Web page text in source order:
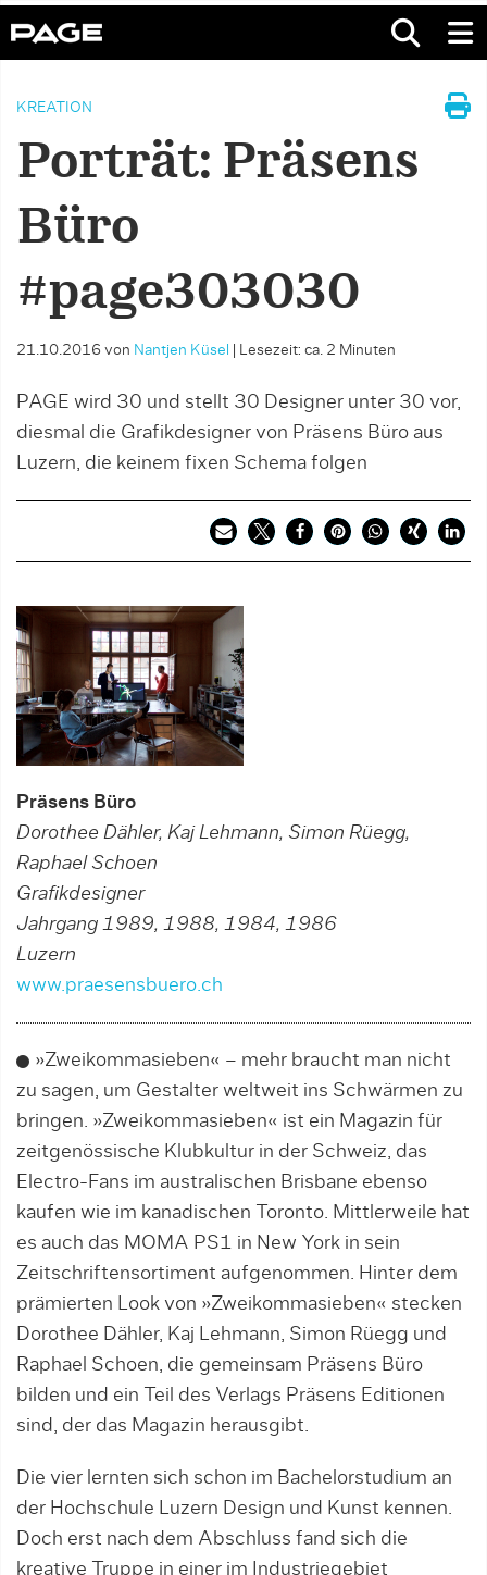
KREATION
Porträt: Präsens
Büro
#page303030
21.10.2016 von Nantjen Küsel Lesezeit: ca. 2 Minuten
PAGE wird 30 und stellt 30 Designer unter 30 vor,
diesmal die Grafikdesigner von Präsens Büro aus
Luzern, die keinem fixen Schema folgen
Präsens Büro
Dorothee Dähler, Kaj Lehmann, Simon Rüegg,
Raphael Schoen
Grafikdesigner
Jahrgang 1989, 1988, 1984, 1986
Luzern
www.praesensbuero.ch
»Zweikommasieben« – mehr braucht man nicht
zu sagen, um Gestalter weltweit ins Schwärmen zu
bringen. »Zweikommasieben« ist ein Magazin für
zeitgenössische Klubkultur in der Schweiz, das
Electro-Fans im australischen Brisbane ebenso
kaufen wie im kanadischen Toronto. Mittlerweile hat
es auch das MOMA PS1 in New York in sein
Zeitschriftensortiment aufgenommen. Hinter dem
prämierten Look von »Zweikommasieben« stecken
Dorothee Dähler, Kaj Lehmann, Simon Rüegg und
Raphael Schoen, die gemeinsam Präsens Büro
bilden und ein Teil des Verlags Präsens Editionen
sind, der das Magazin herausgibt.
Die vier lernten sich schon im Bachelorstudium an
der Hochschule Luzern Design und Kunst kennen.
Doch erst nach dem Abschluss fand sich die
kreative Truppe in einer im Industriegebiet